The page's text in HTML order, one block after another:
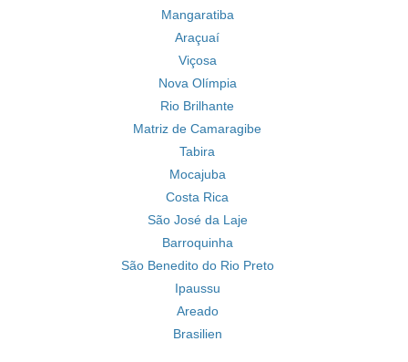
Mangaratiba
Araçuaí
Viçosa
Nova Olímpia
Rio Brilhante
Matriz de Camaragibe
Tabira
Mocajuba
Costa Rica
São José da Laje
Barroquinha
São Benedito do Rio Preto
Ipaussu
Areado
Brasilien